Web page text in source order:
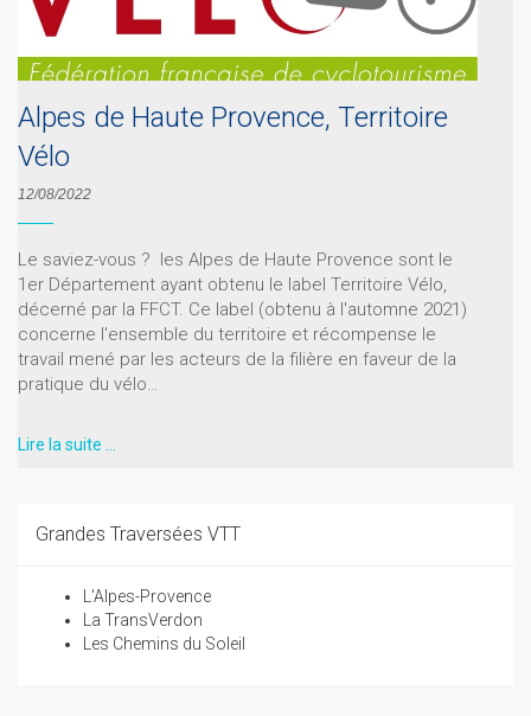
Alpes de Haute Provence, Territoire
Vélo
12/08/2022
Le saviez-vous ? les Alpes de Haute Provence sont le
1er Département ayant obtenu le label Territoire Vélo,
décerné par la FFCT. Ce label (obtenu à l'automne 2021)
concerne l'ensemble du territoire et récompense le
travail mené par les acteurs de la filière en faveur de la
pratique du vélo…
Lire la suite …
Grandes Traversées VTT
L'Alpes-Provence
La TransVerdon
Les Chemins du Soleil